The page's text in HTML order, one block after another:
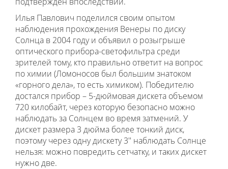
Илья Павлович поделился своим опытом
наблюдения прохождения Венеры по диску
Солнца в 2004 году и объявил о розыгрыше
оптического прибора-светофильтра среди
зрителей тому, кто правильно ответит на вопрос
по химии (Ломоносов был большим знатоком
«горного дела», то есть химиком). Победителю
достался прибор – 5-дюймовая дискета объемом
720 килобайт, через которую безопасно можно
наблюдать за Солнцем во время затмений. У
дискет размера 3 дюйма более тонкий диск,
поэтому через одну дискету 3'' наблюдать Солнце
нельзя: можно повредить сетчатку, и таких дискет
нужно две.